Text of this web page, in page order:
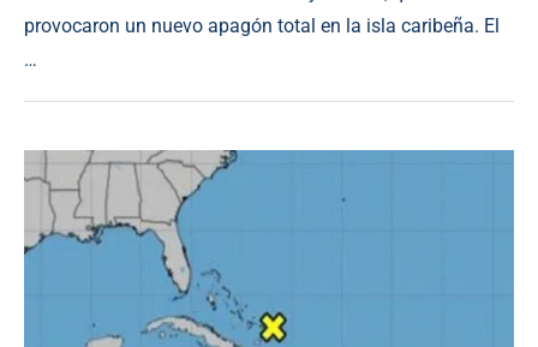
provocaron un nuevo apagón total en la isla caribeña. El
…